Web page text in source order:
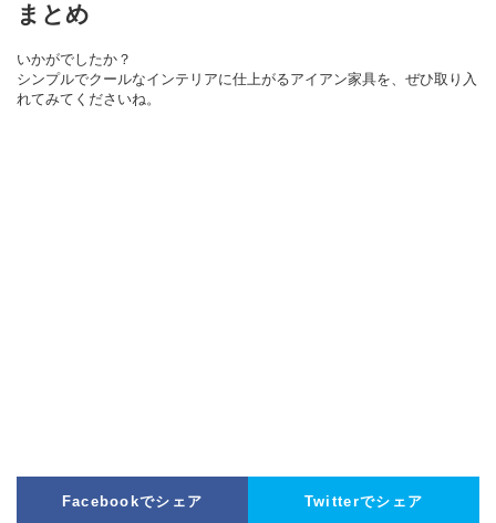
まとめ
いかがでしたか？
シンプルでクールなインテリアに仕上がるアイアン家具を、ぜひ取り入
れてみてくださいね。
Facebookでシェア Twitterでシェア